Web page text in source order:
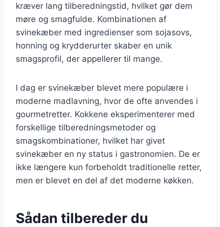
kræver lang tilberedningstid, hvilket gør dem
møre og smagfulde. Kombinationen af
svinekæber med ingredienser som sojasovs,
honning og krydderurter skaber en unik
smagsprofil, der appellerer til mange.
I dag er svinekæber blevet mere populære i
moderne madlavning, hvor de ofte anvendes i
gourmetretter. Kokkene eksperimenterer med
forskellige tilberedningsmetoder og
smagskombinationer, hvilket har givet
svinekæber en ny status i gastronomien. De er
ikke længere kun forbeholdt traditionelle retter,
men er blevet en del af det moderne køkken.
Sådan tilbereder du